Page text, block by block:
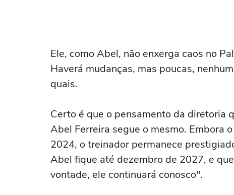
Ele, como Abel, não enxerga caos no
Haverá mudanças, mas poucas,
quais.
Certo é que o pensamento da diretoria
Abel Ferreira segue o mesmo. Embora
2024, o treinador permanece
Abel fique até dezembro de 2027, e
vontade, ele continuará conosco".